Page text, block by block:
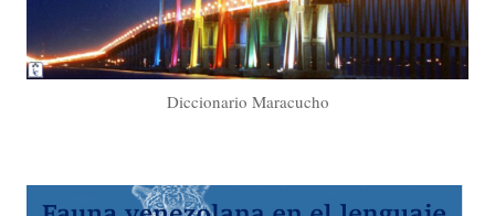
Diccionario Maracucho